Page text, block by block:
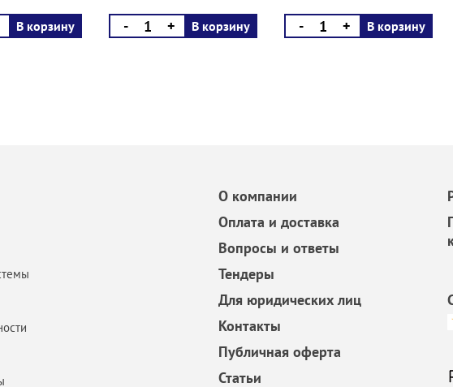
В корзину - + В корзину - + В корзину
О компании
Оплата и доставка
Вопросы и ответы
Тендеры
Для юридических лиц
Контакты
Публичная оферта
Статьи